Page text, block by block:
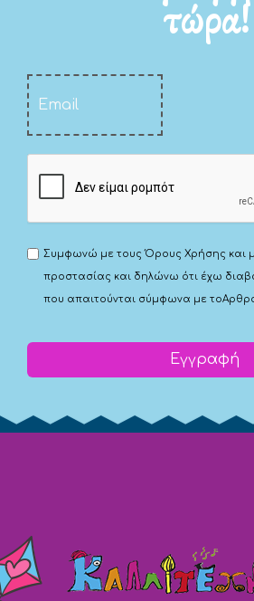
τώρα!
Συμφωνώ με τουςΌρους Χρήσης και
προστασίας και δηλώνω ότι έχω
που απαιτούνται σύμφωνα με το
Εγγραφή